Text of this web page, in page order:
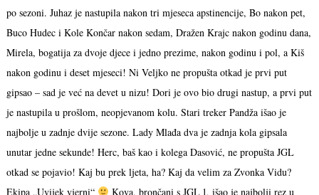
po sezoni. Juhaz je nastupila nakon tri mjeseca apstinencije, Bo nakon pet,
Buco Hudec i Kole Končar nakon sedam, Dražen Krajc nakon godinu dana,
Mirela, bogatija za dvoje djece i jedno prezime, nakon godinu i pol, a Kiš
nakon godinu i deset mjeseci! Ni Veljko ne propušta otkad je prvi put
gipsao – sad je već na devet u nizu! Dori je ovo bio drugi nastup, a prvi put
je nastupila u prošlom, neopjevanom kolu. Stari treker Pandža išao je
najbolje u zadnje dvije sezone. Lady Mlađa dva je zadnja kola gipsala
unutar jedne sekunde! Herc, baš kao i kolega Dasović, ne propušta JGL
otkad se pojavio! Kaj bu prek ljeta, ha? Kaj da velim za Zvonka Vidu?
Ekipa „Uvijek vjerni“
Kova, brončani s JGL 1, išao je najbolji rez u